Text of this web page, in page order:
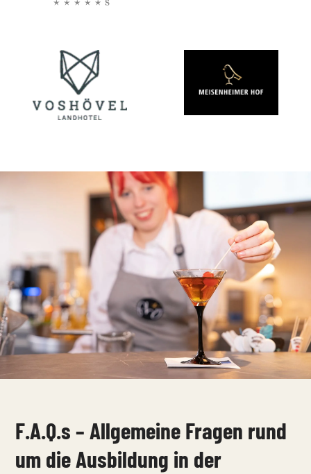
F.A.Q.s – Allgemeine Fragen rund
um die Ausbildung in der